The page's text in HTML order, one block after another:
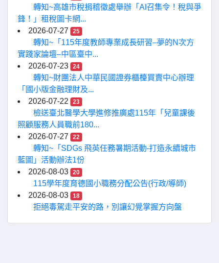
轉知~高雄市稅捐稽徵處舉辦「AI召集令！稅與爭
鋒！」租稅圖卡網...
2026-07-27
25
轉知~「115年度教師專業成長研習–夢的N次方
實踐家論壇–中區臺中...
2026-07-23
24
轉知~財團法人中華民國證券櫃檯買賣中心辦理
「國小版金融理財及...
2026-07-22
23
檢送臺北醫學大學進修推廣處115年「兒童課後
照顧服務人員職前180...
2026-07-27
22
轉知~「SDGs 飛英任務暑期活動-打造永續城市
藍圖」活動辦法1份
2026-08-03
20
115學年度育德國小職務分配公告(行政/導師)
2026-08-03
18
拒絕毒駕走平安的路，別讓幻覺掌握方向盤